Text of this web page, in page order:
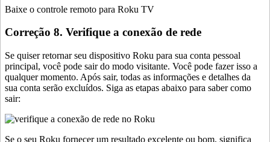
Baixe o controle remoto para Roku TV
Correção 8. Verifique a conexão de rede
Se quiser retornar seu dispositivo Roku para sua conta pessoal
principal, você pode sair do modo visitante. Você pode fazer isso a
qualquer momento. Após sair, todas as informações e detalhes da
sua conta serão excluídos. Siga as etapas abaixo para saber como
sair:
Se o seu Roku fornecer um resultado excelente ou bom, significa